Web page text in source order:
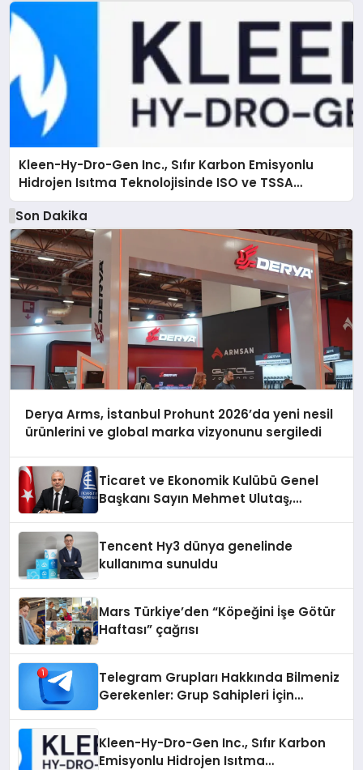
Kleen-Hy-Dro-Gen Inc., Sıfır Karbon Emisyonlu
Hidrojen Isıtma Teknolojisinde ISO ve TSSA
Düzenleyici Onaylarını Aldı
Son Dakika
Derya Arms, İstanbul Prohunt 2026’da yeni nesil
ürünlerini ve global marka vizyonunu sergiledi
Ticaret ve Ekonomik Kulübü Genel
Başkanı Sayın Mehmet Ulutaş,
Tencent Hy3 dünya genelinde
kullanıma sunuldu
Mars Türkiye’den “Köpeğini İşe Götür
Haftası” çağrısı
Telegram Grupları Hakkında Bilmeniz
Gerekenler: Grup Sahipleri İçin
Kleen-Hy-Dro-Gen Inc., Sıfır Karbon
Emisyonlu Hidrojen Isıtma